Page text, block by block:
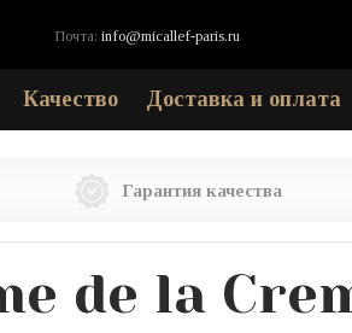
Почта: info@micallef-paris.ru
Качество Доставка и оплата
Гарантия качества
de la